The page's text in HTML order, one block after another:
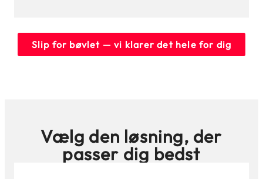
Slip for bøvlet — vi klarer det hele for dig
Vælg den løsning, der
passer dig bedst